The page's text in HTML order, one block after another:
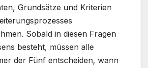
Grundsätze und Kriterien
Sobald in diesen Fragen
besteht, müssen alle
der Fünf entscheiden, wann